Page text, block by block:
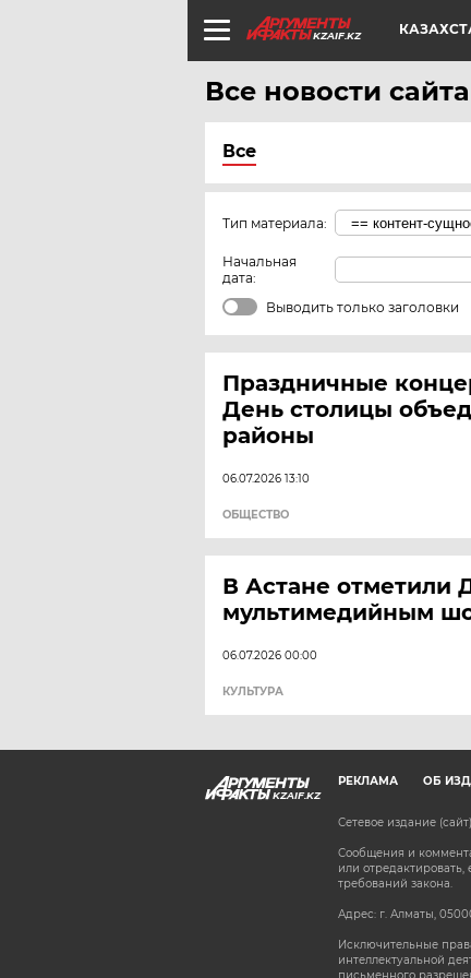
KZAIF.KZ
Все новости
Все
Тип материала:
Начальная
дата:
Выводить только заголовки
Праздничные
День столицы
районы
06.07.2026 13:10
ОБЩЕСТВО
В Астане отметили
мультимедийным
06.07.2026 00:00
КУЛЬТУРА
KZAIF.KZ
РЕКЛАМА ОБ
Сетевое издание
Сообщения и
или
требований закона.
Адрес: г. Алматы,
Исключительные
интеллектуальной